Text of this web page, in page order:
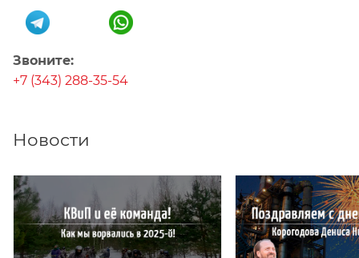
Звоните:
+7 (343) 288-35-54
Новости